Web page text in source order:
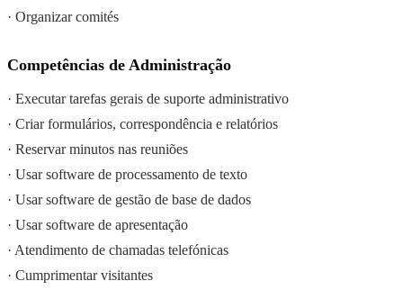
· Organizar comités
Competências de Administração
· Executar tarefas gerais de suporte administrativo
· Criar formulários, correspondência e relatórios
· Reservar minutos nas reuniões
· Usar software de processamento de texto
· Usar software de gestão de base de dados
· Usar software de apresentação
· Atendimento de chamadas telefónicas
· Cumprimentar visitantes